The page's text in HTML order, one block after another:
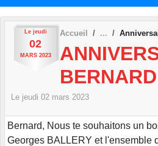
Le jeudi
02
MARS 2023
Accueil
Le jeudi 02 mars 2023
Bernard, Nous te souhaitons un
Georges BALLERY et l'ensemble